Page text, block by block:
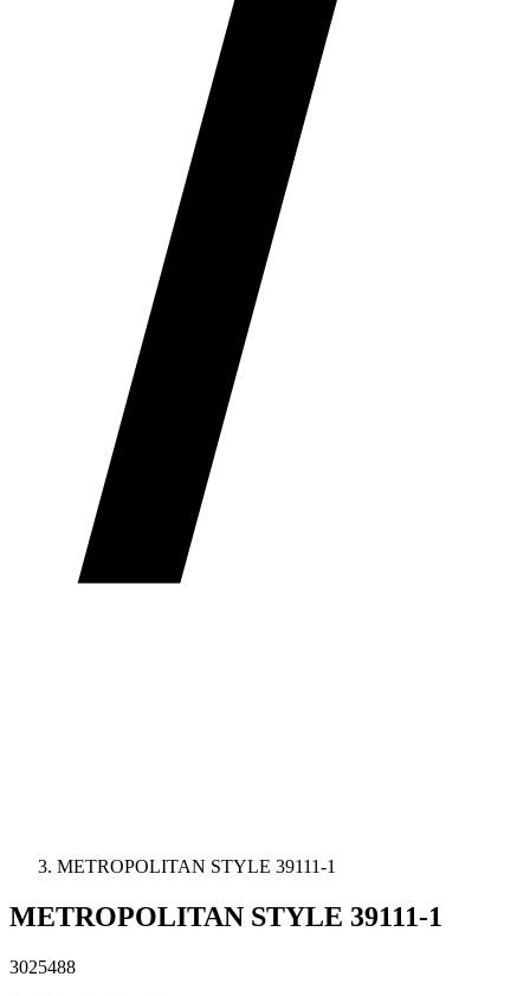
METROPOLITAN STYLE 39111-1
METROPOLITAN STYLE 39111-1
3025488